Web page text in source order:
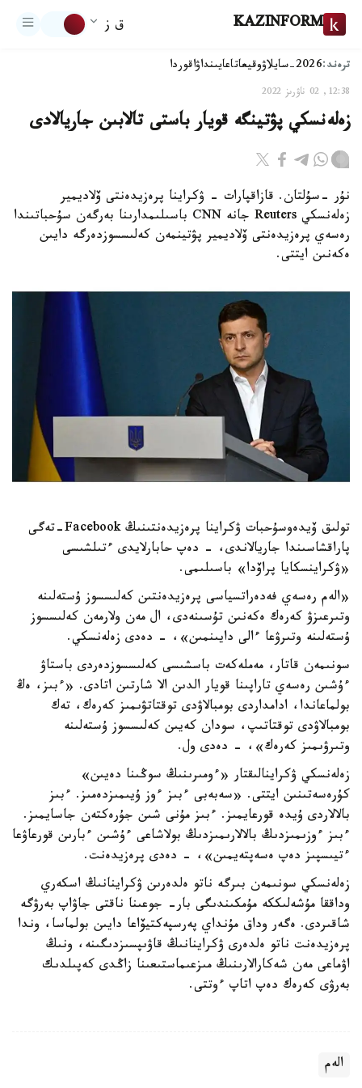
KAZINFORM ق ز
ترەند:2026-سايلاۋ وقيعاتاعايىنداۋاقوردا
12:38, 02 ناۋرىز 2022
زەلەنسكي پۋتينگە قويار باستى تالابىن جاريالادى
نۇر -سۇلتان. قازاقپارات – ۋكراينا پرەزيدەنتى ۆلاديمير
زەلەنسكي Reuters جانە CNN باسىلىمدارىنا بەرگەن سۇحباتىندا
رەسەي پرەزيدەنتى ۆلاديمير پۋتينمەن كەلىسسوزدەرگە دايىن
ەكەنىن ايتتى.
تولىق ۆيدەوسۇحبات ۋكراينا پرەزيدەنتىنىڭ Facebook-تەگى
پاراقشاسىندا جاريالاندى، - دەپ حابارلايدى ءتىلشىسى
«ۋكراينسكايا پراۆدا» باسىلىمى.
«الەم رەسەي فەدەراتسياسى پرەزيدەنتىن كەلىسسوز ۇستەلىنە
وتىرعىزۋ كەرەك ەكەنىن تۇسىنەدى، ال مەن ولارمەن كەلىسسوز
ۇستەلىنە وتىرۋعا ءالى دايىنمىن»، - دەدى زەلەنسكي.
سونىمەن قاتار، مەملەكەت باسشىسى كەلىسسوزدەردى باستاۋ
ءۇشىن رەسەي تاراپىنا قويار الدىن الا شارتىن اتادى. «ءبىز، ەڭ
بولماعاندا، ادامداردى بومبالاۋدى توقتاتۋىمىز كەرەك، تەك
بومبالاۋدى توقتاتىپ، سودان كەيىن كەلىسسوز ۇستەلىنە
وتىرۋىمىز كەرەك»، - دەدى ول.
زەلەنسكي ۋكراينالىقتار «ءومىرىنىڭ سوڭىنا دەيىن»
كۇرەسەتىنىن ايتتى. «سەبەبى ءبىز ءوز ۇيىمىزدەمىز. ءبىز
بالالاردى ۇيدە قورعايمىز. ءبىز مۇنى شىن جۇرەكتەن جاسايمىز.
ءبىز ءوزىمىزدىڭ بالالارىمىزدىڭ بولاشاعى ءۇشىن ءبارىن قورعاۋعا
ءتيىسپىز دەپ ەسەپتەيمىن»، - دەدى پرەزيدەنت.
زەلەنسكي سونىمەن بىرگە ناتو ەلدەرىن ۋكراينانىڭ اسكەري
وداققا مۇشەلىككە مۇمكىندىگى بار- جوعىنا ناقتى جاۋاپ بەرۋگە
شاقىردى. ەگەر وداق مۇنداي پەرسپەكتيۆاعا دايىن بولماسا، وندا
پرەزيدەنت ناتو ەلدەرى ۋكراينانىڭ قاۋىپسىزدىگىنە، ونىڭ
اۋماعى مەن شەكارالارىنىڭ مىزعىماستىعىنا زاڭدى كەپىلدىك
بەرۋى كەرەك دەپ اتاپ ءوتتى.
الەم